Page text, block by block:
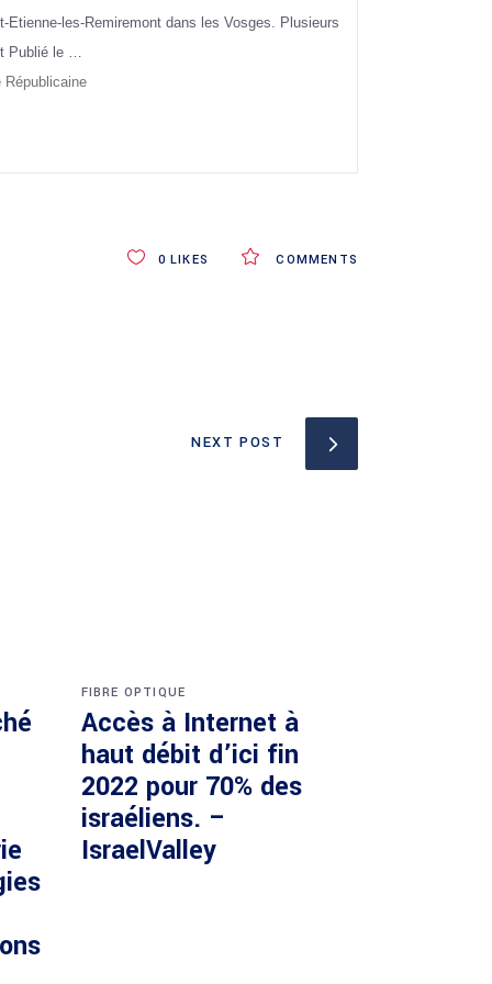
les-Remiremont dans les Vosges. Plusieurs
Publié le …
Républicaine
COMMENTS
0 LIKES
NEXT POST
FIBRE OPTIQUE
Accès à Internet à
haut débit d’ici fin
2022 pour 70% des
israéliens. –
IsraelValley